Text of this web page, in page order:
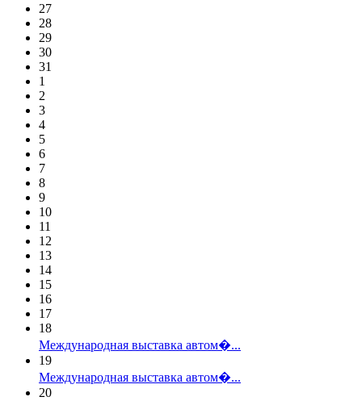
27
28
29
30
31
1
2
3
4
5
6
7
8
9
10
11
12
13
14
15
16
17
18
Международная выставка автом�...
19
Международная выставка автом�...
20